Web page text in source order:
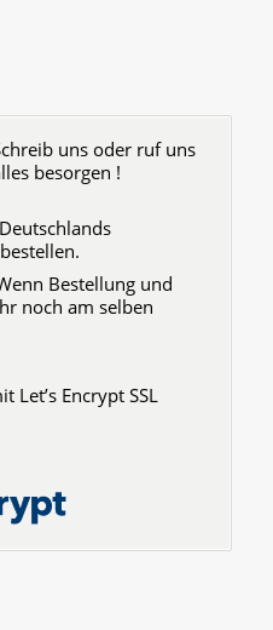
uns oder ruf uns
besorgen !
bestellen.
Bestellung und
noch am selben
Let’s Encrypt SSL